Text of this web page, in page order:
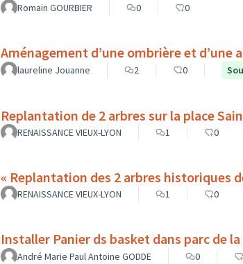
Romain GOURBIER 0 0
Aménagement d’une ombrière et d’une
laureline Jouanne 2 0
Replantation de 2 arbres sur la place
RENAISSANCE VIEUX-LYON 1 0
RENAISSANCE VIEUX-LYON 1 0
Installer Panier ds basket dans parc de
André Marie Paul Antoine GODDE 0